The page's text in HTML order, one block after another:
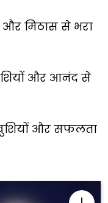
और मिठास से भरा
और आनंद से
और सफलता